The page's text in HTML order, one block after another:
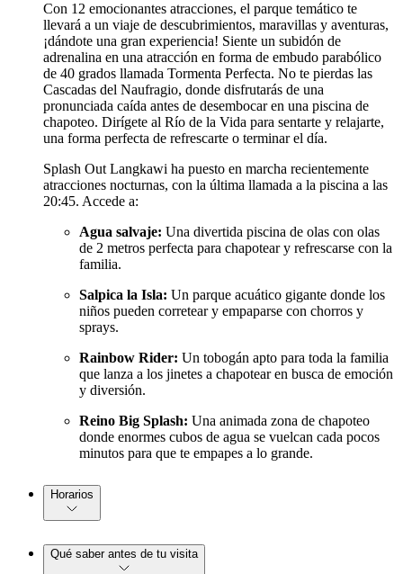
Con 12 emocionantes atracciones, el parque temático te
llevará a un viaje de descubrimientos, maravillas y aventuras,
¡dándote una gran experiencia! Siente un subidón de
adrenalina en una atracción en forma de embudo parabólico
de 40 grados llamada Tormenta Perfecta. No te pierdas las
Cascadas del Naufragio, donde disfrutarás de una
pronunciada caída antes de desembocar en una piscina de
chapoteo. Dirígete al Río de la Vida para sentarte y relajarte,
una forma perfecta de refrescarte o terminar el día.
Splash Out Langkawi ha puesto en marcha recientemente
atracciones nocturnas, con la última llamada a la piscina a las
20:45. Accede a:
Agua salvaje: Una divertida piscina de olas con olas
de 2 metros perfecta para chapotear y refrescarse con la
familia.
Salpica la Isla: Un parque acuático gigante donde los
niños pueden corretear y empaparse con chorros y
sprays.
Rainbow Rider: Un tobogán apto para toda la familia
que lanza a los jinetes a chapotear en busca de emoción
y diversión.
Reino Big Splash: Una animada zona de chapoteo
donde enormes cubos de agua se vuelcan cada pocos
minutos para que te empapes a lo grande.
Horarios
Qué saber antes de tu visita